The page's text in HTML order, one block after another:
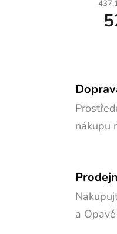
nákupu
a Opavě